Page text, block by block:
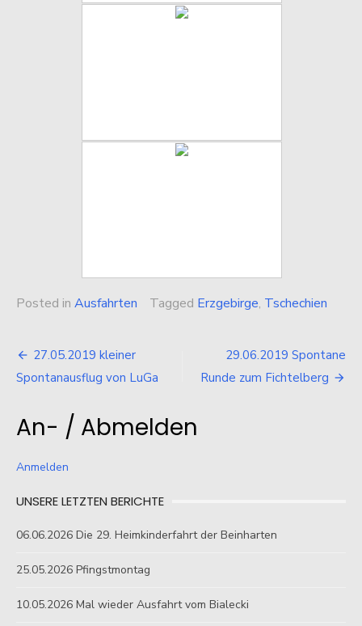
Posted in Ausfahrten Tagged Erzgebirge, Tschechien
Beitragsnavigation
27.05.2019 kleiner
Spontanausflug von LuGa
29.06.2019 Spontane
Runde zum Fichtelberg
An- / Abmelden
Anmelden
UNSERE LETZTEN BERICHTE
06.06.2026 Die 29. Heimkinderfahrt der Beinharten
25.05.2026 Pfingstmontag
10.05.2026 Mal wieder Ausfahrt vom Bialecki